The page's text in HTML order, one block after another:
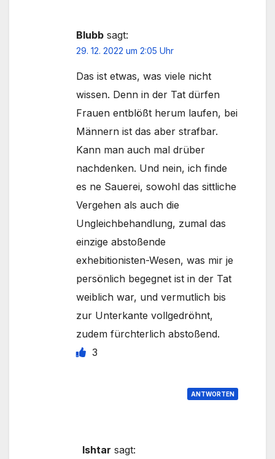
Blubb sagt:
29. 12. 2022 um 2:05 Uhr
Das ist etwas, was viele nicht
wissen. Denn in der Tat dürfen
Frauen entblößt herum laufen, bei
Männern ist das aber strafbar.
Kann man auch mal drüber
nachdenken. Und nein, ich finde
es ne Sauerei, sowohl das sittliche
Vergehen als auch die
Ungleichbehandlung, zumal das
einzige abstoßende
exhebitionisten-Wesen, was mir je
persönlich begegnet ist in der Tat
weiblich war, und vermutlich bis
zur Unterkante vollgedröhnt,
zudem fürchterlich abstoßend.
3
ANTWORTEN
Ishtar sagt: